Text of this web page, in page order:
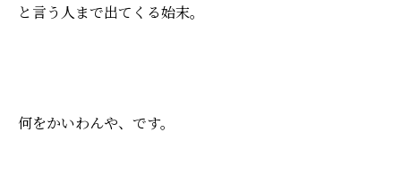
と言う人まで出てくる始末。
何をかいわんや、です。